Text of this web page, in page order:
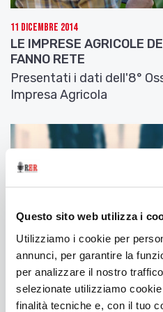
Questo sito web utilizza i
Utilizziamo i cookie per
annunci, per garantire la
per analizzare il nostro
selezionate utilizziamo
finalità tecniche e, con il tuo
L’orizzonte 2014-2020
crescita intelligente,
secondo gli obiettivi
Europea 2020 in materia
innovazione, istruzione,
2014-2020lerisorse
quasi482 milioni di euro
e l’innovazione, 24
120 milioni per la
della low carbon
culturali ed ambientali ai
turistica e circa 29 milioni
dell’agenda urbana per
sostenibili e attrattive.
11 Dicembre 2014
LE IMPRESE AGRICOLE
FANNO RETE
Presentati i dati dell'8°
Impresa Agricola